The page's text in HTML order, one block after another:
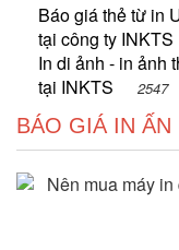
Báo giá thẻ từ in
tại công ty INKTS
In di ảnh - in ảnh
tại INKTS
2547
BÁO GIÁ IN ẤN